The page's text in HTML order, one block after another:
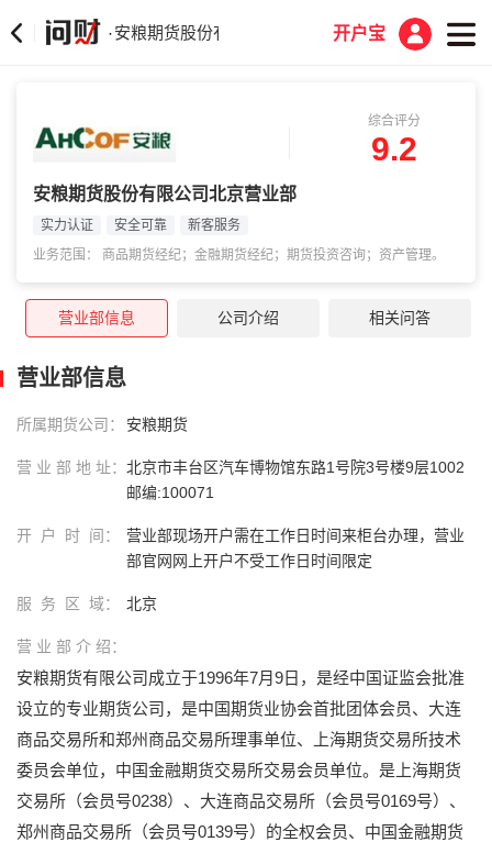
·安粮期货股份有限公司北京营业部开户宝
综合评分
9.2
安粮期货股份有限公司北京营业部
实力认证 安全可靠
新客服务
业务范围： 商品期货经纪；金融期货经纪；期货投资咨询；资产管理。
营业部信息 公司介绍 相关问答
营业部信息
所属期货公司： 安粮期货
营 业 部 地 址： 北京市丰台区汽车博物馆东路1号院3号楼9层1002
邮编:100071
开 户 时 间：
营业部现场开户需在工作日时间来柜台办理，营业
部官网网上开户不受工作日时间限定
服 务 区 域： 北京
营 业 部 介 绍：
安粮期货有限公司成立于1996年7月9日，是经中国证监会批准
设立的专业期货公司，是中国期货业协会首批团体会员、大连
商品交易所和郑州商品交易所理事单位、上海期货交易所技术
委员会单位，中国金融期货交易所交易会员单位。是上海期货
交易所（会员号0238）、大连商品交易所（会员号0169号）、
郑州商品交易所（会员号0139号）的全权会员、中国金融期货